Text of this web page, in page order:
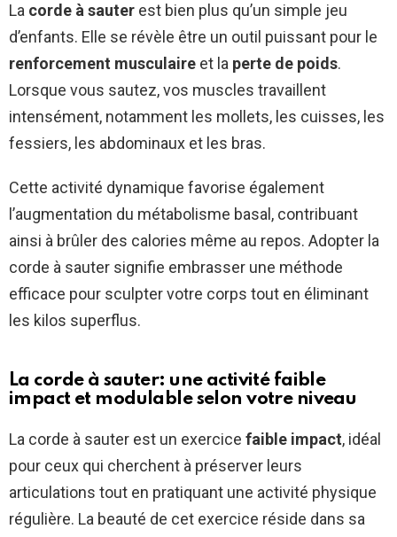
La corde à sauter est bien plus qu’un simple jeu
d’enfants. Elle se révèle être un outil puissant pour le
renforcement musculaire et la perte de poids.
Lorsque vous sautez, vos muscles travaillent
intensément, notamment les mollets, les cuisses, les
fessiers, les abdominaux et les bras.
Cette activité dynamique favorise également
l’augmentation du métabolisme basal, contribuant
ainsi à brûler des calories même au repos. Adopter la
corde à sauter signifie embrasser une méthode
efficace pour sculpter votre corps tout en éliminant
les kilos superflus.
La corde à sauter: une activité faible
impact et modulable selon votre niveau
La corde à sauter est un exercice faible impact, idéal
pour ceux qui cherchent à préserver leurs
articulations tout en pratiquant une activité physique
régulière. La beauté de cet exercice réside dans sa